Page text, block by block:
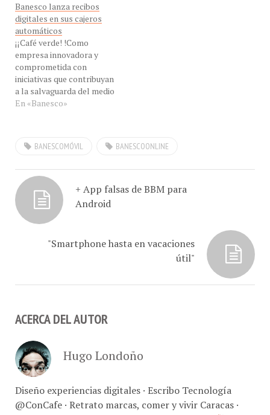
digitales en sus cajeros
automáticos
¡¡Café verde! !Como
empresa innovadora y
comprometida con
iniciativas que contribuyan
a la salvaguarda del medio
ambiente, Banesco Banco
Universal eliminó los
para las transacciones de
retiros y transferencias
busca una reducción de
65% en el consumo de
papel…
En «Banesco»
Android
útil"
Diseño experiencias digitales · Escribo Tecnología
@ConCafe · Retrato marcas, comer y vivir Caracas ·
Fotografía comercial // Con-Café Link Studio